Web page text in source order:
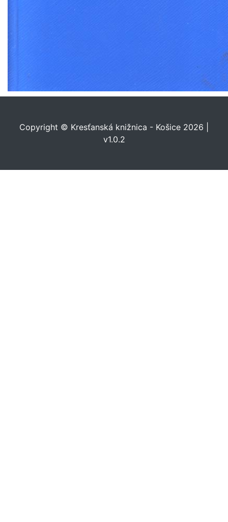
Copyright © Kresťanská knižnica - Košice 2026 |
v1.0.2